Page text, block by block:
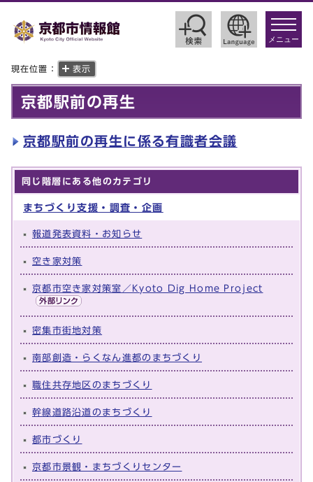
toggle
メニュー
現在位置： 表示
京都駅前の再生
京都駅前の再生に係る有識者会議
同じ階層にある他のカテゴリ
まちづくり支援・調査・企画
報道発表資料・お知らせ
空き家対策
京都市空き家対策室／Kyoto Dig Home Project
密集市街地対策
南部創造・らくなん進都のまちづくり
職住共存地区のまちづくり
幹線道路沿道のまちづくり
都市づくり
京都市景観・まちづくりセンター